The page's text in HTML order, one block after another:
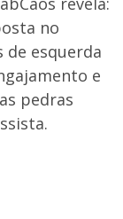
no
de esquerda
e
pedras